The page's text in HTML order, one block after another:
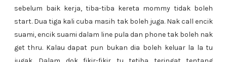
sebelum baik kerja, tiba-tiba kereta mommy tidak boleh
start. Dua tiga kali cuba masih tak boleh juga. Nak call encik
suami, encik suami dalam line pula dan phone tak boleh nak
get thru. Kalau dapat pun bukan dia boleh keluar la la tu